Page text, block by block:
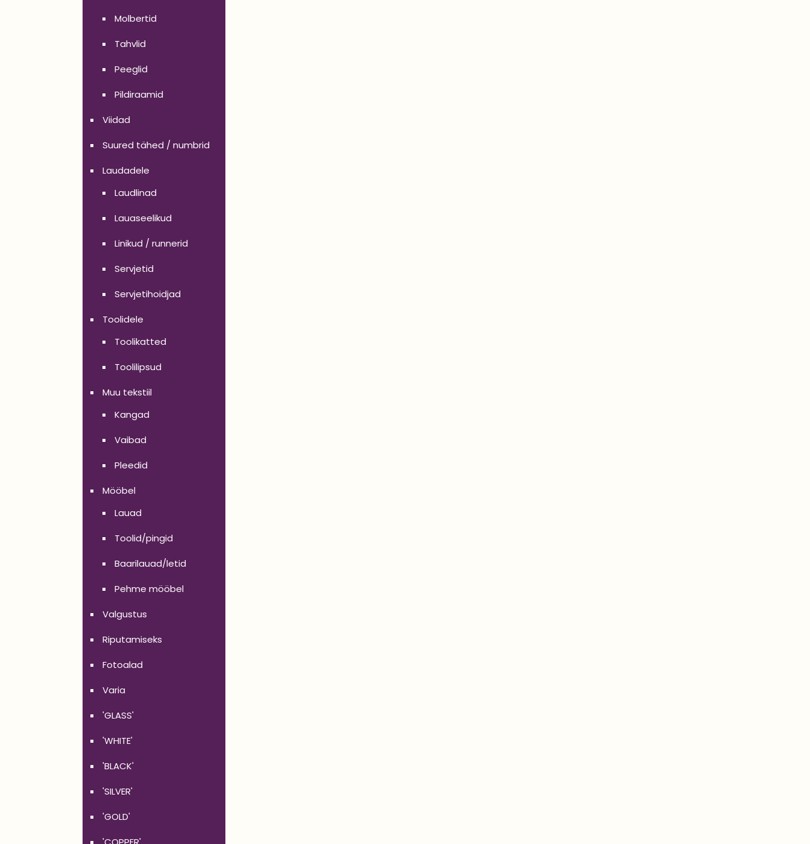
Molbertid
Tahvlid
Peeglid
Pildiraamid
Viidad
Suured tähed / numbrid
Laudadele
Laudlinad
Lauaseelikud
Linikud / runnerid
Servjetid
Servjetihoidjad
Toolidele
Toolikatted
Toolilipsud
Muu tekstiil
Kangad
Vaibad
Pleedid
Mööbel
Lauad
Toolid/pingid
Baarilauad/letid
Pehme mööbel
Valgustus
Riputamiseks
Fotoalad
Varia
'GLASS'
'WHITE'
'BLACK'
'SILVER'
'GOLD'